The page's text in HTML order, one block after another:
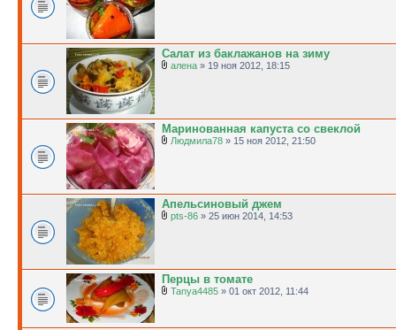
Салат из баклажанов на зиму
алена » 19 ноя 2012, 18:15
Маринованная капуста со свеклой
Людмила78 » 15 ноя 2012, 21:50
Апельсиновый джем
pts-86 » 25 июн 2014, 14:53
Перцы в томате
Tanya4485 » 01 окт 2012, 11:44